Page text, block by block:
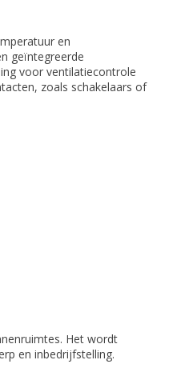
en
geïntegreerde
voor ventilatiecontrole
zoals schakelaars of
Het wordt
en inbedrijfstelling.